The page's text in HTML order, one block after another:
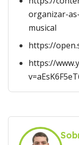
organizar-
musical
https://
https://